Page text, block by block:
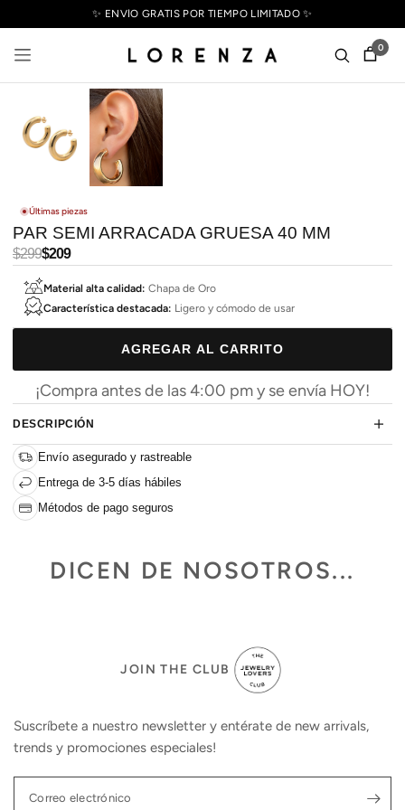
✨ ENVÍO GRATIS POR TIEMPO LIMITADO ✨
0
Últimas piezas
PAR SEMI ARRACADA GRUESA 40 MM
Precio
habitual
$299Precio
oferta
$209
Material alta calidad: Chapa de Oro
Característica destacada: Ligero y cómodo de usar
AGREGAR AL CARRITO
¡Compra antes de las 4:00 pm y se envía HOY!
DESCRIPCIÓN
Envío asegurado y rastreable
Entrega de 3-5 días hábiles
Métodos de pago seguros
DICEN DE NOSOTROS...
JOIN THE CLUB
Suscríbete a nuestro newsletter y entérate de new arrivals,
trends y promociones especiales!
Correo electrónico